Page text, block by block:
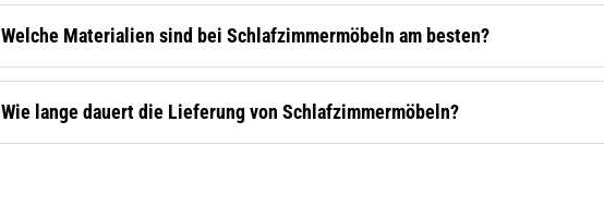
Welche Materialien sind bei Schlafzimmermöbeln am besten?
Wie lange dauert die Lieferung von Schlafzimmermöbeln?